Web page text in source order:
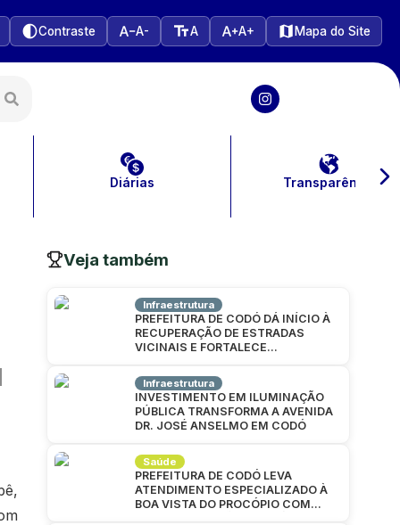
Contraste A- A A+ Mapa do Site
Diárias Transparência
Veja também
Infraestrutura
PREFEITURA DE CODÓ DÁ INÍCIO À
RECUPERAÇÃO DE ESTRADAS
VICINAIS E FORTALECE
Infraestrutura
INVESTIMENTO EM ILUMINAÇÃO
PÚBLICA TRANSFORMA A AVENIDA
DR. JOSÉ ANSELMO EM CODÓ
Saúde
PREFEITURA DE CODÓ LEVA
ATENDIMENTO ESPECIALIZADO À
BOA VISTA DO PROCÓPIO COM